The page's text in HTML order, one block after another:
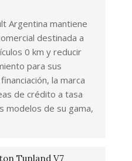
Argentina mantiene
destinada a
0 km y reducir
para sus
la marca
de crédito a tasa
modelos de su gama,
Tunland V7